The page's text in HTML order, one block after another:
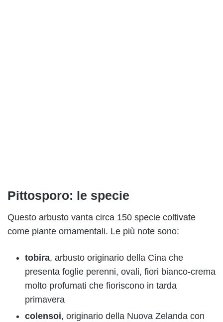
Pittosporo: le specie
Questo arbusto vanta circa 150 specie coltivate
come piante ornamentali. Le più note sono:
tobira, arbusto originario della Cina che
presenta foglie perenni, ovali, fiori bianco-crema
molto profumati che fioriscono in tarda
primavera
colensoi, originario della Nuova Zelanda con